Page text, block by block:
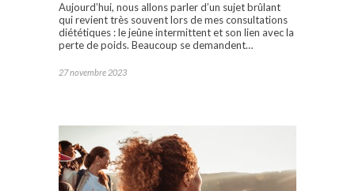
Aujourd’hui, nous allons parler d’un sujet brûlant
qui revient très souvent lors de mes consultations
diététiques : le jeûne intermittent et son lien avec la
perte de poids. Beaucoup se demandent…
27 novembre 2023